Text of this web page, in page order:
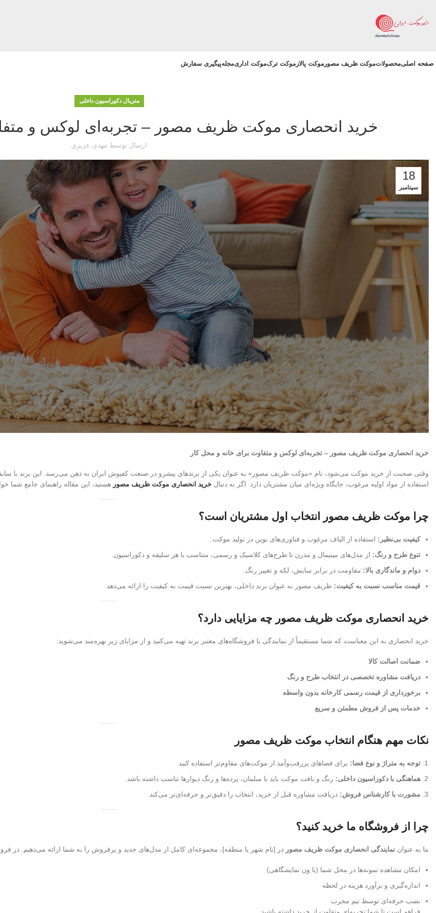
صفحه اصلیمحصولاتموکت ظریف مصور موکت پالاز موکت ترکموکت اداریمجلهپیگیری سفارش
متریال دکوراسیون داخلی
خرید انحصاری موکت ظریف مصور – تجربه‌ای لوکس و
ارسال توسط مهدی عزیزی
18
سپتامبر
خرید انحصاری موکت ظریف مصور – تجربه‌ای لوکس و متفاوت برای خانه و محل کار
وقتی صحبت از خرید موکت می‌شود، نام «موکت ظریف مصور» به عنوان یکی از برندهای پیشرو در صنعت کفپوش ایران به ذهن می‌رسد. این برند با
استفاده از مواد اولیه مرغوب، جایگاه ویژه‌ای میان مشتریان دارد. اگر به دنبال خرید انحصاری موکت ظریف مصور هستید، این مقاله راهنمای جامع شما
چرا موکت ظریف مصور انتخاب اول مشتریان است؟
کیفیت بی‌نظیر: استفاده از الیاف مرغوب و فناوری‌های نوین در تولید موکت.
تنوع طرح و رنگ: از مدل‌های مینیمال و مدرن تا طرح‌های کلاسیک و رسمی، متناسب با هر سلیقه و دکوراسیون.
دوام و ماندگاری بالا: مقاومت در برابر سایش، لکه و تغییر رنگ.
قیمت مناسب نسبت به کیفیت: ظریف مصور به عنوان برند داخلی، بهترین نسبت قیمت به کیفیت را ارائه می‌دهد.
خرید انحصاری موکت ظریف مصور چه مزایایی دارد؟
خرید انحصاری به این معناست که شما مستقیماً از نمایندگی یا فروشگاه‌های معتبر برند تهیه می‌کنید و از مزایای زیر بهره‌مند می‌شوید:
ضمانت اصالت کالا
دریافت مشاوره تخصصی در انتخاب طرح و رنگ
برخورداری از قیمت رسمی کارخانه بدون واسطه
خدمات پس از فروش مطمئن و سریع
نکات مهم هنگام انتخاب موکت ظریف مصور
توجه به متراژ و نوع فضا: برای فضاهای پررفت‌وآمد از موکت‌های مقاوم‌تر استفاده کنید.
هماهنگی با دکوراسیون داخلی: رنگ و بافت موکت باید با مبلمان، پرده‌ها و رنگ دیوارها تناسب داشته باشد.
مشورت با کارشناس فروش: دریافت مشاوره قبل از خرید، انتخاب را دقیق‌تر و حرفه‌ای‌تر می‌کند.
چرا از فروشگاه ما خرید کنید؟
ما به عنوان نمایندگی انحصاری موکت ظریف مصور در [نام شهر یا منطقه]، مجموعه‌ای کامل از مدل‌های جدید و پرفروش را به شما ارائه می‌دهیم. در
امکان مشاهده نمونه‌ها در محل شما (با ون نمایشگاهی)
اندازه‌گیری و برآورد هزینه در لحظه
نصب حرفه‌ای توسط تیم مجرب